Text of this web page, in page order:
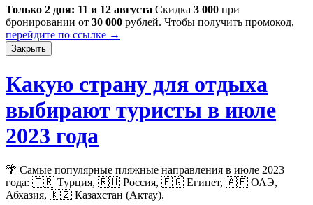
Только 2 дня: 11 и 12 августа Скидка 3 000 при
бронировании от 30 000 рублей. Чтобы получить промокод,
перейдите по ссылке →
Закрыть
Какую страну для отдыха
выбирают туристы в июле
2023 года
🌴 Самые популярные пляжные направления в июле 2023
года: 🇹🇷 Турция, 🇷🇺 Россия, 🇪🇬 Египет, 🇦🇪 ОАЭ,
Абхазия, 🇰🇿 Казахстан (Актау).